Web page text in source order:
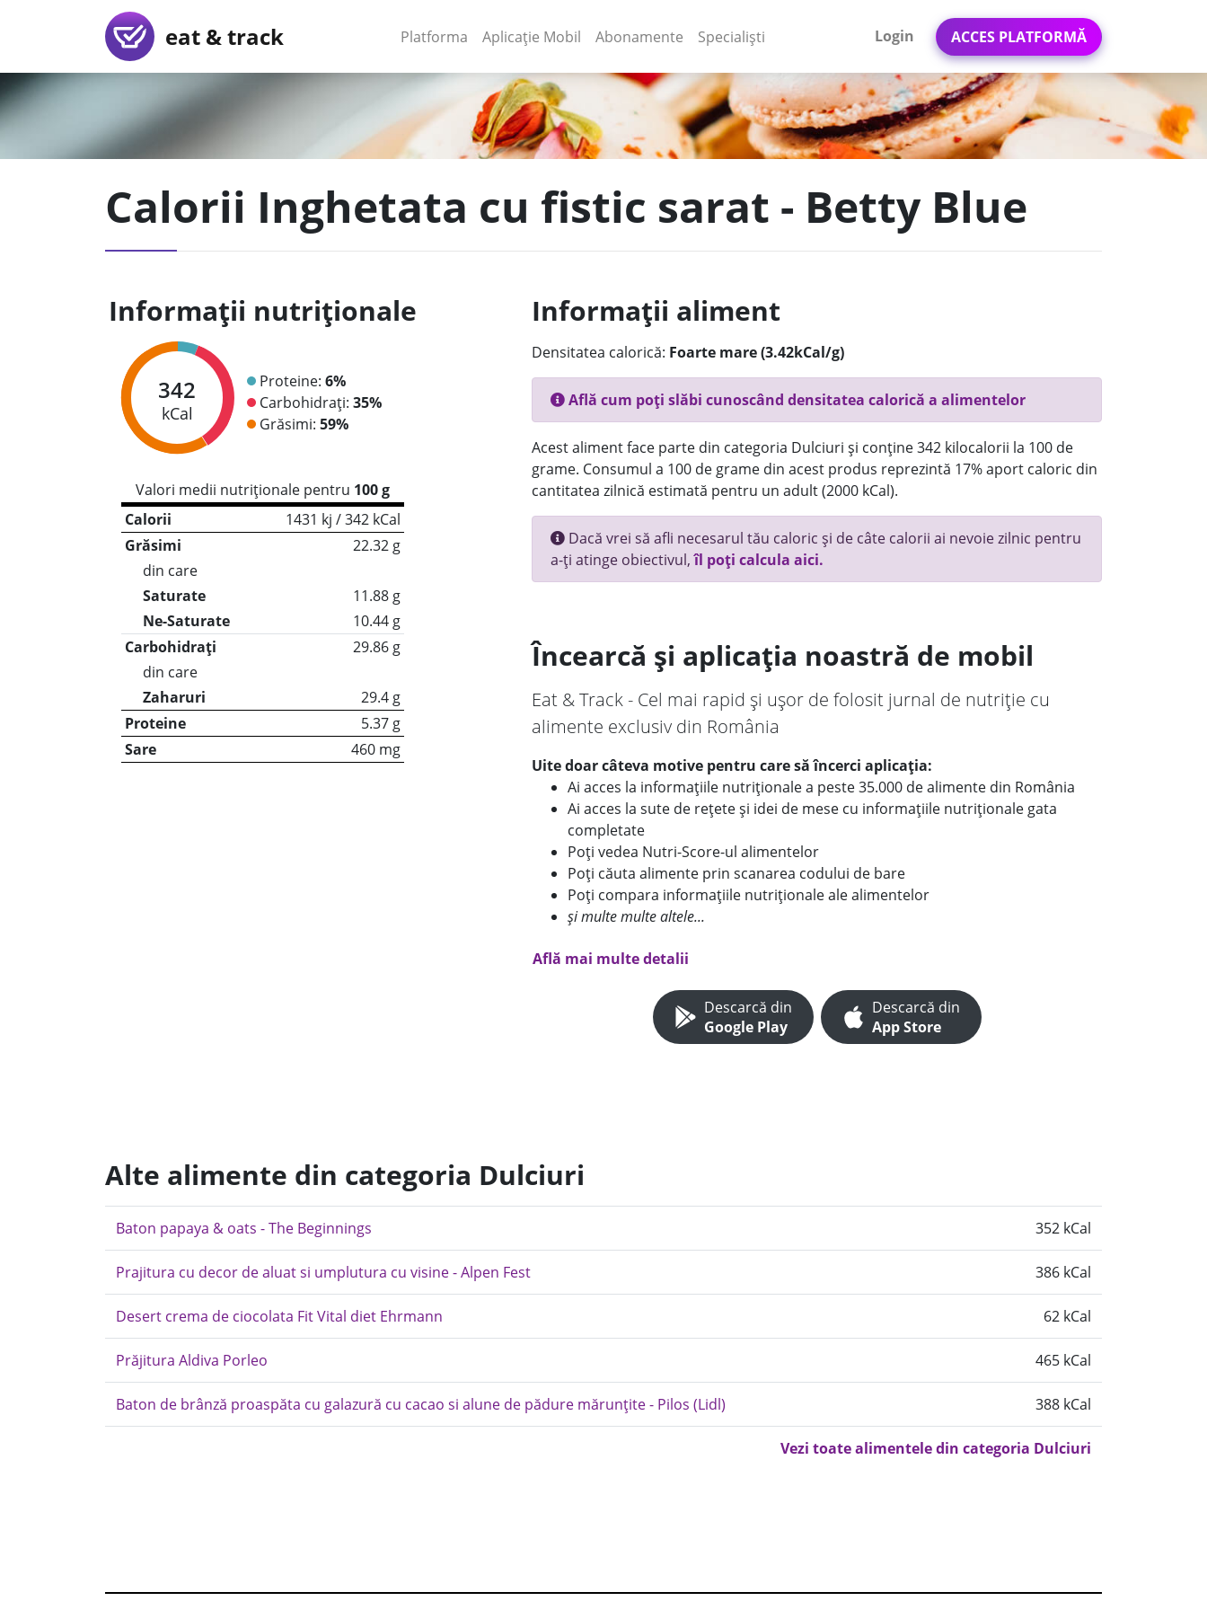
eat & track Platforma (current)
Aplicație Mobil (current)
Abonamente Specialiști Login ACCES PLATFORMĂ
Calorii Inghetata cu fistic sarat - Betty Blue
Informații nutriționale
342
kCal
Proteine: 6%
Carbohidrați: 35%
Grăsimi: 59%
Valori medii nutriționale pentru 100 g
Calorii
1431 kj / 342 kCal
Grăsimi
22.32 g
din care
Saturate
11.88 g
Ne-Saturate
10.44 g
Carbohidrați
29.86 g
din care
Zaharuri
29.4 g
Proteine
5.37 g
Sare
460 mg
Informații aliment
Densitatea calorică: Foarte mare (3.42kCal/g)
Află cum poți slăbi cunoscând densitatea calorică a alimentelor
Acest aliment face parte din categoria Dulciuri și conține 342 kilocalorii la 100 de
grame. Consumul a 100 de grame din acest produs reprezintă 17% aport caloric din
cantitatea zilnică estimată pentru un adult (2000 kCal).
Dacă vrei să afli necesarul tău caloric și de câte calorii ai nevoie zilnic pentru
a-ți atinge obiectivul,îl poți calcula aici.
Încearcă și aplicația noastră de mobil
Eat & Track - Cel mai rapid și ușor de folosit jurnal de nutriție cu
alimente exclusiv din România
Uite doar câteva motive pentru care să încerci aplicația:
Ai acces la informațiile nutriționale a peste 35.000 de alimente din România
Ai acces la sute de rețete și idei de mese cu informațiile nutriționale gata
completate
Poți vedea Nutri-Score-ul alimentelor
Poți căuta alimente prin scanarea codului de bare
Poți compara informațiile nutriționale ale alimentelor
și multe multe altele...
Află mai multe detalii
Descarcă din
Google Play
Descarcă din
App Store
Alte alimente din categoria Dulciuri
Baton papaya & oats - The Beginnings 352 kCal
Prajitura cu decor de aluat si umplutura cu visine - Alpen Fest 386 kCal
Desert crema de ciocolata Fit Vital diet Ehrmann 62 kCal
Prăjitura Aldiva Porleo 465 kCal
Baton de brânză proaspăta cu galazură cu cacao si alune de pădure mărunțite - Pilos (Lidl) 388 kCal
Vezi toate alimentele din categoria Dulciuri